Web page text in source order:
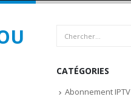
CATÉGORIES
Abonnement IPTV